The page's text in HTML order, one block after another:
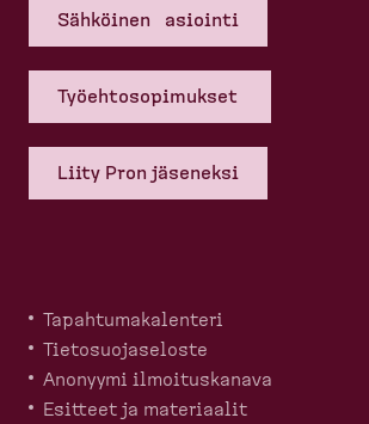
Sähköinen asiointi
Työehto­so­pi­mukset
Liity Pron jäseneksi
Tapahtu­ma­ka­lenteri
Tietosuo­ja­seloste
Anonyymi ilmoitus­kanava
Esitteet ja materiaalit